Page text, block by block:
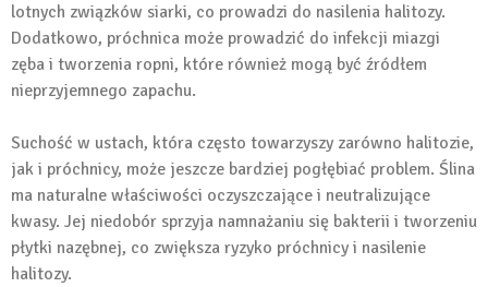
lotnych związków siarki, co prowadzi do nasilenia halitozy.
Dodatkowo, próchnica może prowadzić do infekcji miazgi
zęba i tworzenia ropni, które również mogą być źródłem
nieprzyjemnego zapachu.
Suchość w ustach, która często towarzyszy zarówno halitozie,
jak i próchnicy, może jeszcze bardziej pogłębiać problem. Ślina
ma naturalne właściwości oczyszczające i neutralizujące
kwasy. Jej niedobór sprzyja namnażaniu się bakterii i tworzeniu
płytki nazębnej, co zwiększa ryzyko próchnicy i nasilenie
halitozy.